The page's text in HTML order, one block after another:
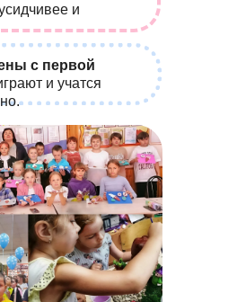
с первой
и учатся
и